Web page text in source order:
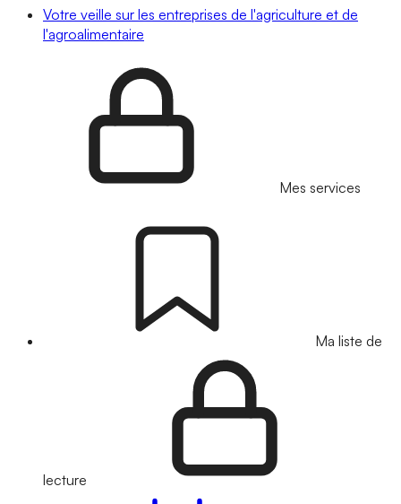
Votre veille sur les entreprises de l'agriculture et de
l'agroalimentaire
Mes services
Ma liste de
lecture